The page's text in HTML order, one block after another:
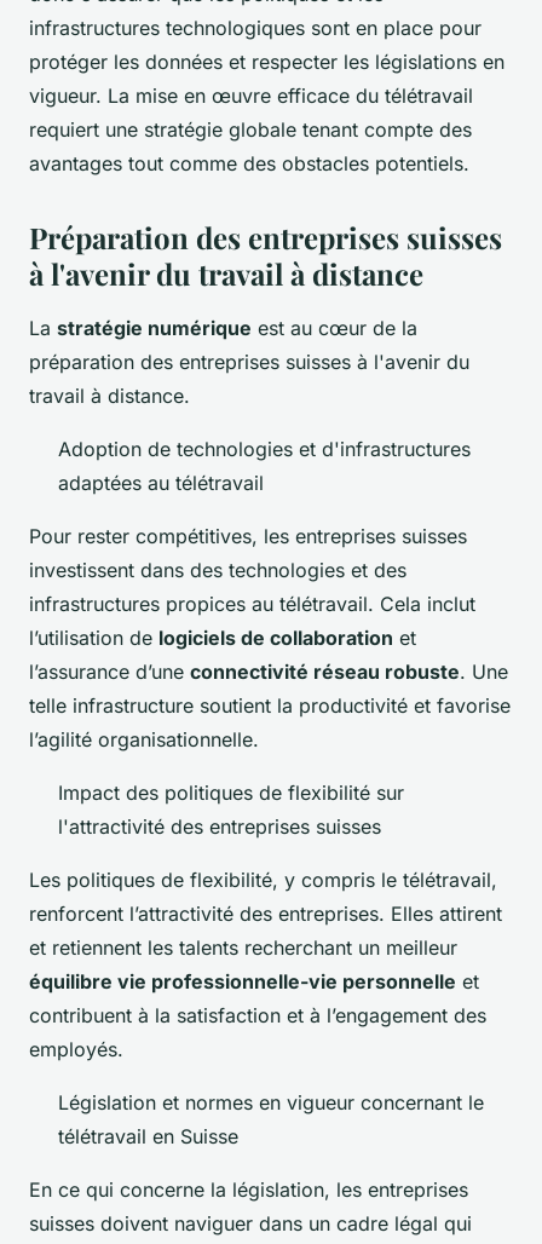
infrastructures technologiques sont en place pour
protéger les données et respecter les législations en
vigueur. La mise en œuvre efficace du télétravail
requiert une stratégie globale tenant compte des
avantages tout comme des obstacles potentiels.
Préparation des entreprises suisses
à l'avenir du travail à distance
La stratégie numérique est au cœur de la
préparation des entreprises suisses à l'avenir du
travail à distance.
Adoption de technologies et d'infrastructures
adaptées au télétravail
Pour rester compétitives, les entreprises suisses
investissent dans des technologies et des
infrastructures propices au télétravail. Cela inclut
l’utilisation de logiciels de collaboration et
l’assurance d’une connectivité réseau robuste. Une
telle infrastructure soutient la productivité et favorise
l’agilité organisationnelle.
Impact des politiques de flexibilité sur
l'attractivité des entreprises suisses
Les politiques de flexibilité, y compris le télétravail,
renforcent l’attractivité des entreprises. Elles attirent
et retiennent les talents recherchant un meilleur
équilibre vie professionnelle-vie personnelle et
contribuent à la satisfaction et à l’engagement des
employés.
Législation et normes en vigueur concernant le
télétravail en Suisse
En ce qui concerne la législation, les entreprises
suisses doivent naviguer dans un cadre légal qui